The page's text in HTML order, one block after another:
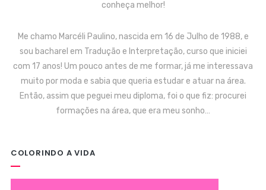
conheça melhor!
Me chamo Marcéli Paulino, nascida em 16 de Julho de 1988, e
sou bacharel em Tradução e Interpretação, curso que iniciei
com 17 anos! Um pouco antes de me formar, já me interessava
muito por moda e sabia que queria estudar e atuar na área.
Então, assim que peguei meu diploma, foi o que fiz: procurei
formações na área, que era meu sonho…
COLORINDO A VIDA